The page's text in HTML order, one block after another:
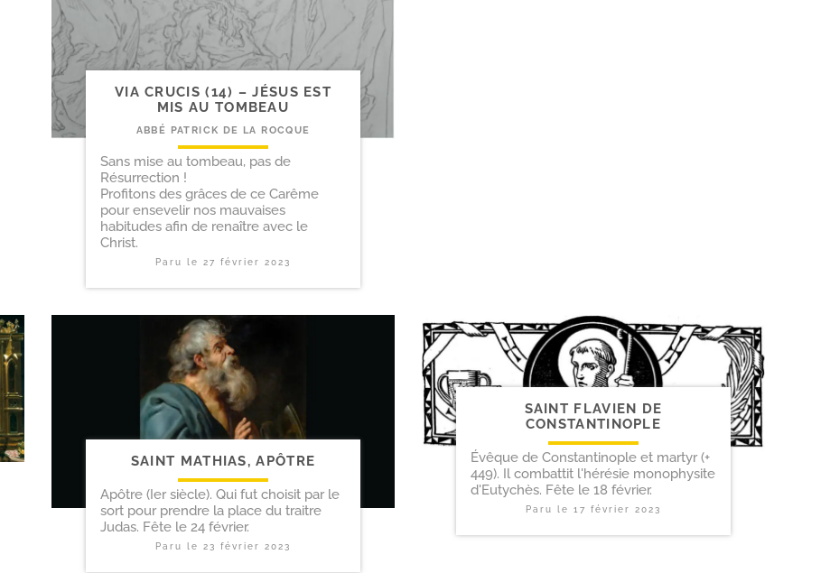
VIA CRUCIS (14) – JÉSUS EST
MIS AU TOMBEAU
ABBÉ PATRICK DE LA ROCQUE
Sans mise au tombeau, pas de
Résurrection !
Profitons des grâces de ce Carême
pour ensevelir nos mauvaises
habitudes afin de renaître avec le
Christ.
Paru le 27 février 2023
SAINT MATHIAS, APÔTRE
Apôtre (Ier siècle). Qui fut choisit par le
sort pour prendre la place du traitre
Judas. Fête le 24 février.
Paru le 23 février 2023
SAINT FLAVIEN DE
CONSTANTINOPLE
Évêque de Constantinople et martyr (+
449). Il combattit l'hérésie monophysite
d'Eutychès. Fête le 18 février.
Paru le 17 février 2023